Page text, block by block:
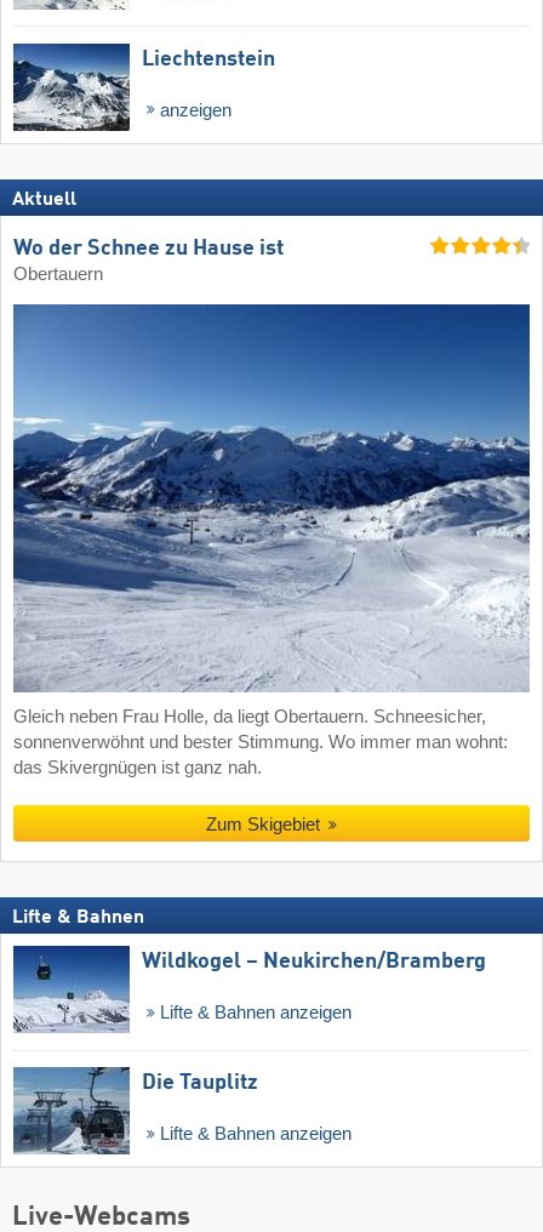
Liechtenstein
anzeigen
Aktuell
Wo der Schnee zu Hause ist
Obertauern
Gleich neben Frau Holle, da liegt Obertauern. Schneesicher,
sonnenverwöhnt und bester Stimmung. Wo immer man wohnt:
das Skivergnügen ist ganz nah.
Zum Skigebiet
Lifte & Bahnen
Wildkogel – Neukirchen/​Bramberg
Lifte & Bahnen anzeigen
Die Tauplitz
Lifte & Bahnen anzeigen
Live-Webcams